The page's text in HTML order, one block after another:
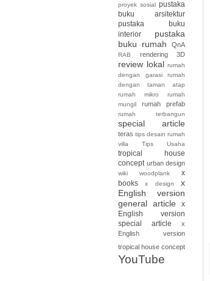
proyek sosial pustaka
buku arsitektur
pustaka buku
interior
pustaka
buku rumah
QnA
RAB rendering 3D
review lokal rumah
dengan garasi
rumah
dengan taman atap
rumah mikro
rumah
mungil
rumah prefab
rumah terbangun
special article
teras tips desain rumah
villa
Tips Usaha
tropical house
concept urban design
wiki woodplank
x
books
x design
x
English version
general article
x
English version
special article
x
English version
tropical house concept
YouTube